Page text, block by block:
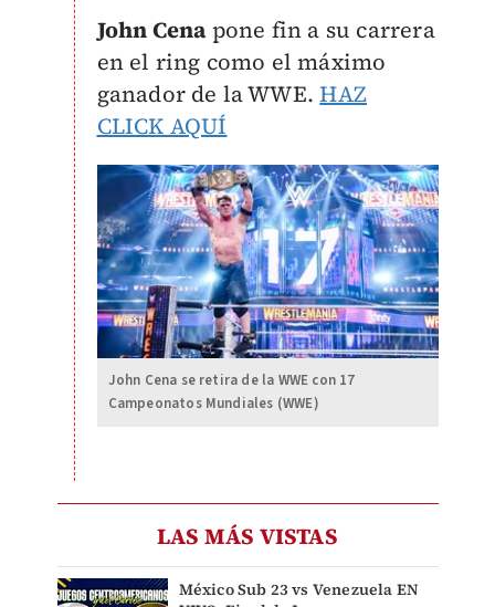
John Cenapone fin a su carrera
en el ring como el máximo
ganador de la WWE.HAZ
CLICK AQUÍ
John Cena se retira de la WWE con 17
Campeonatos Mundiales (WWE)
LAS MÁS VISTAS
México Sub 23 vs Venezuela EN